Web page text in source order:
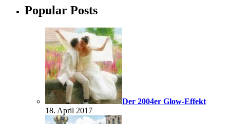
Popular Posts
Der 2004er Glow-Effekt
18. April 2017